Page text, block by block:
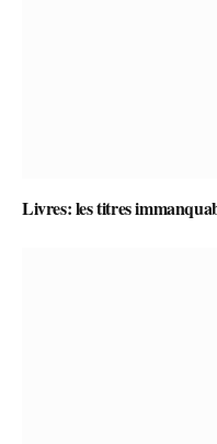
Livres: les titres